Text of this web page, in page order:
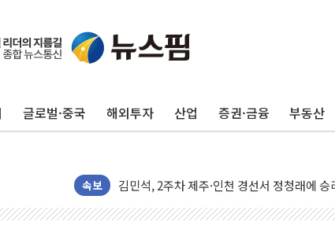
글로벌·중국 해외투자 산업 증권·금융 부동산
속보
[종합] 김민석, 정청래에 '0.86%p' 차 재역
김민석, 2주차 제주·인천 경선서 정청래에
인사하는 김민석 당대표 후보